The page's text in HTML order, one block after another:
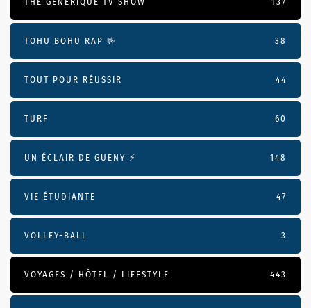
TOHU BOHU RAP 🤟 38
TOUT POUR RÉUSSIR 44
TURF 60
UN ÉCLAIR DE GUENY ⚡️ 148
VIE ÉTUDIANTE 47
VOLLEY-BALL 3
VOYAGES / HÔTEL / LIFESTYLE 443